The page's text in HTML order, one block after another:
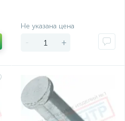
Не указана цена
- +